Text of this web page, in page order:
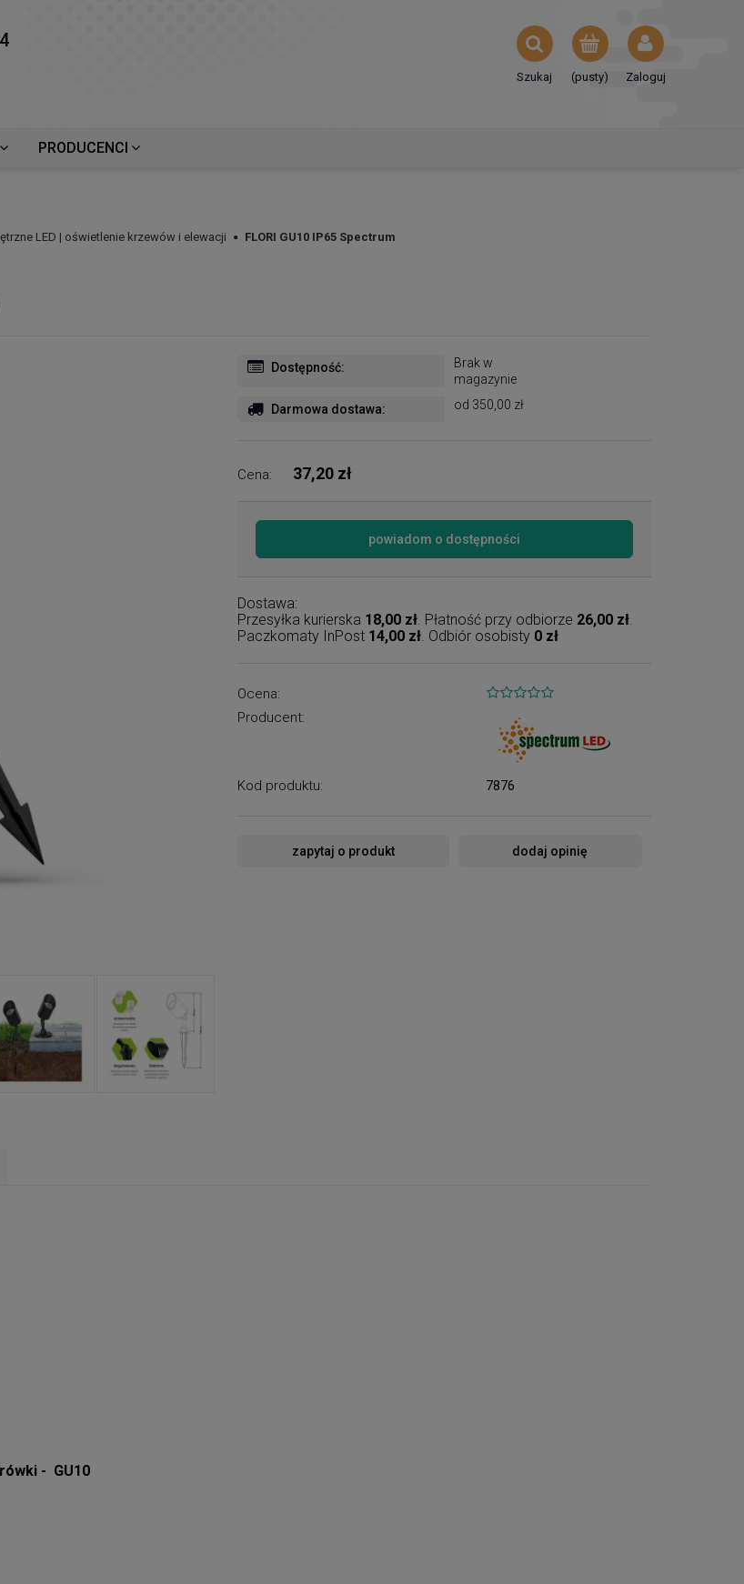
(pusty) Zaloguj
Szukaj
PRODUCENCI
LED | oświetlenie krzewów i elewacji FLORI GU10 IP65 Spectrum
Dostępność:
Brak w
magazynie
Darmowa dostawa: od 350,00 zł
Cena: 37,20 zł
powiadom o dostępności
Dostawa:
Przesyłka kurierska 18,00 zł. Płatność przy odbiorze 26,00 zł.
Paczkomaty InPost 14,00 zł. Odbiór osobisty 0 zł
Ocena:
Producent:
Kod produktu: 7876
zapytaj o produkt dodaj opinię
- GU10